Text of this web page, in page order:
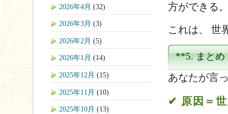
方ができる
これは、 世
**5. まとめ
あなたが言
✔ 原因＝
2026年4月 (32)
2026年3月 (3)
2026年2月 (5)
2026年1月 (14)
2025年12月 (15)
2025年11月 (10)
2025年10月 (13)